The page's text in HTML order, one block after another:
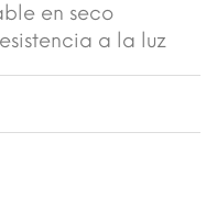
en seco
a la luz